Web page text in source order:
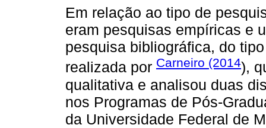
Em relação ao tipo de
eram pesquisas empíricas e
pesquisa bibliográfica, do
realizada por Carneiro (2014),
qualitativa e analisou duas
nos Programas de Pós-
da Universidade Federal de